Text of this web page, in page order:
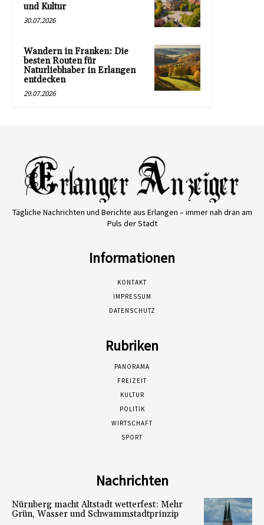
und Kultur
30.07.2026
Wandern in Franken: Die
besten Routen für
Naturliebhaber in Erlangen
entdecken
29.07.2026
Tägliche Nachrichten und Berichte aus Erlangen – immer nah dran am
Puls der Stadt
Informationen
KONTAKT
IMPRESSUM
DATENSCHUTZ
Rubriken
PANORAMA
FREIZEIT
KULTUR
POLITIK
WIRTSCHAFT
SPORT
Nachrichten
Nürnberg macht Altstadt wetterfest: Mehr
Grün, Wasser und Schwammstadtprinzip